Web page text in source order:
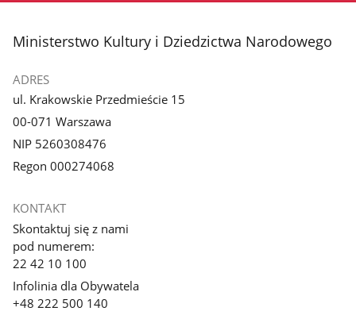
stopka
Ministerstwo Kultury i Dziedzictwa Narodowego
ADRES
ul. Krakowskie Przedmieście 15
00-071 Warszawa
NIP 5260308476
Regon 000274068
KONTAKT
Skontaktuj się z nami
pod numerem:
22 42 10 100
Infolinia dla Obywatela
+48 222 500 140